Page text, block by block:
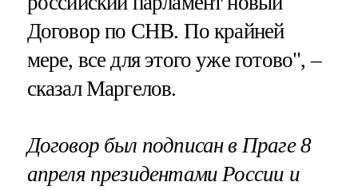
Договор по СНВ. По крайней
мере, все для этого уже готово", –
сказал Маргелов.
Договор был подписан в Праге 8
апреля президентами России и